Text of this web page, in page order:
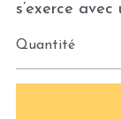
s’exerce
Quantité